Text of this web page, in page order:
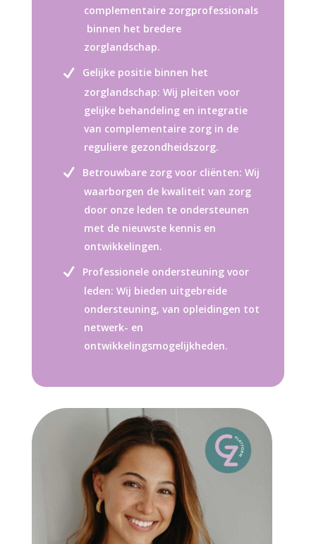
complementaire zorgprofessionals
binnen het bredere
zorglandschap.
Gelijke positie binnen het
zorglandschap: Wij pleiten voor
gelijke behandeling en integratie
van complementaire zorg in de
reguliere gezondheidszorg.
Betrouwbare zorg voor cliënten: Wij
waarborgen de kwaliteit van zorg
door onze leden te ondersteunen
met de nieuwste kennis en
ontwikkelingen.
Professionele ondersteuning voor
leden: Wij bieden uitgebreide
ondersteuning, van opleidingen tot
netwerk- en
ontwikkelingsmogelijkheden.